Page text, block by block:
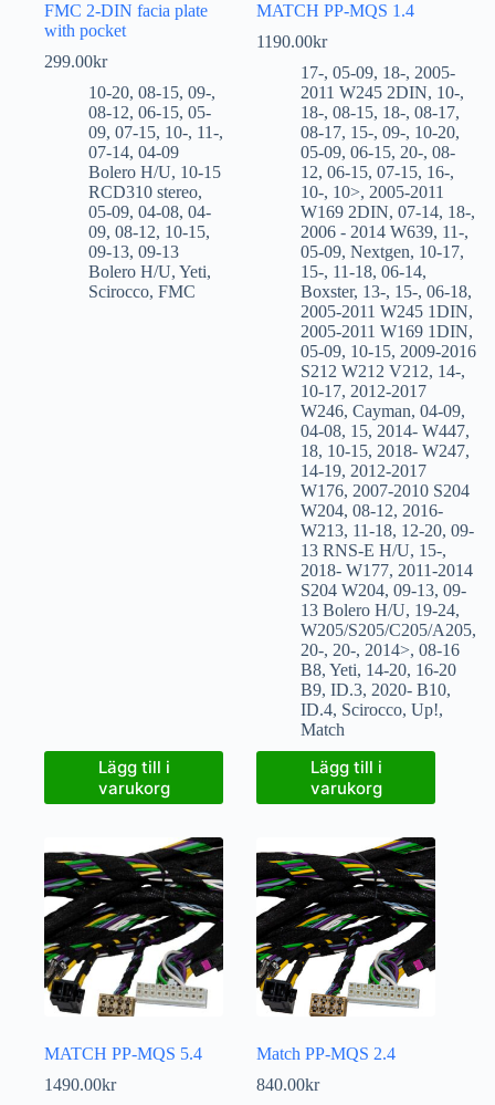
FMC 2-DIN facia plate
with pocket
299.00kr
10-20, 08-15, 09-,
08-12, 06-15, 05-
09, 07-15, 10-, 11-,
07-14, 04-09
Bolero H/U, 10-15
RCD310 stereo,
05-09, 04-08, 04-
09, 08-12, 10-15,
09-13, 09-13
Bolero H/U, Yeti,
Scirocco, FMC
Lägg till i
varukorg
MATCH PP-MQS 1.4
1190.00kr
17-,05-09, 18-, 2005-
2011 W245 2DIN, 10-,
18-,08-15, 18-,08-17,
08-17, 15-,09-, 10-20,
05-09,06-15, 20-,08-
12,06-15,07-15, 16-,
10-, 10>, 2005-2011
W169 2DIN,07-14, 18-,
2006 - 2014 W639, 11-,
05-09,Nextgen, 10-17,
15-, 11-18,06-14,
Boxster, 13-, 15-,06-18,
2005-2011 W245 1DIN,
2005-2011 W169 1DIN,
05-09, 10-15, 2009-2016
S212 W212 V212, 14-,
10-17, 2012-2017
W246,Cayman,04-09,
04-08, 15, 2014- W447,
18, 10-15, 2018- W247,
14-19, 2012-2017
W176, 2007-2010 S204
W204,08-12, 2016-
W213, 11-18, 12-20,09-
13 RNS-E H/U, 15-,
2018- W177, 2011-2014
S204 W204,09-13,09-
13 Bolero H/U, 19-24,
W205/S205/C205/A205,
20-, 20-, 2014>,08-16
B8,Yeti, 14-20, 16-20
B9,ID.3, 2020- B10,
ID.4, Scirocco,Up!,
Match
Lägg till i
varukorg
MATCH PP-MQS 5.4
1490.00kr
Match PP-MQS 2.4
840.00kr